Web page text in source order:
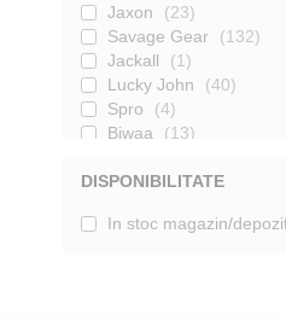
Jaxon
23
Savage Gear
132
Jackall
1
Lucky John
40
Spro
4
Biwaa
13
Quantum
7
Cat Spirit
7
DISPONIBILITATE
In stoc magazin/